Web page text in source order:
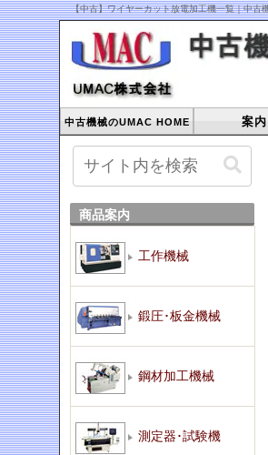
【中古】ワイヤーカット放電加工機一覧｜中古
中古機械のUMAC HOME 案内
商品案内
工作機械
鍛圧･板金機械
鋼材加工機械
測定器･試験機